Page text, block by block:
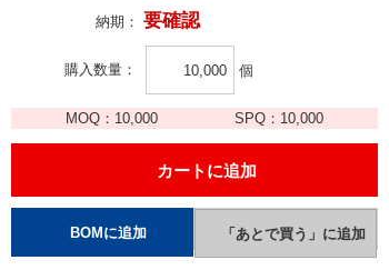
納期： 要確認
購入数量 個
MOQ： 10,000 SPQ： 10,000